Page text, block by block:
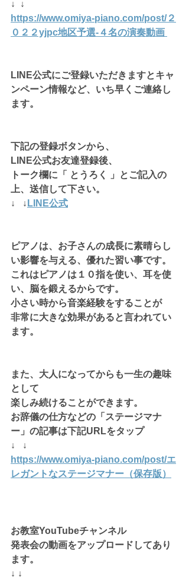
↓  ↓
https://www.omiya-piano.com/post/２
０２２yjpc地区予選-４名の演奏動画
LINE公式にご登録いただきますとキャ
ンペーン情報など、いち早くご連絡し
ます。
下記の登録ボタンから、
LINE公式お友達登録後、
トーク欄に「 とうろく 」とご記入の
上、送信して下さい。
↓   ↓ LINE公式
ピアノは、お子さんの成長に素晴らし
い影響を与える、優れた習い事です。
これはピアノは１０指を使い、耳を使
い、脳を鍛えるからです。
小さい時から音楽経験をすることが
非常に大きな効果があると言われてい
ます。
また、大人になってからも一生の趣味
として
楽しみ続けることができます。
お辞儀の仕方などの「ステージマナ
ー」の記事は下記URLをタップ
↓   ↓
https://www.omiya-piano.com/post/エ
レガントなステージマナー（保存版）
お教室YouTubeチャンネル
発表会の動画をアップロードしてあり
ます。
↓ ↓